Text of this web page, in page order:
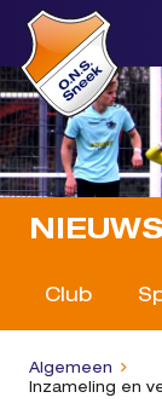
NIEUWS
Club
Algemeen
Inzameling en